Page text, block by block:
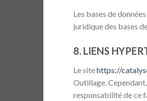
Les bases de
juridique des bases
8. LIENS
Le sitehttps://
Outillage.
responsabilité de ce